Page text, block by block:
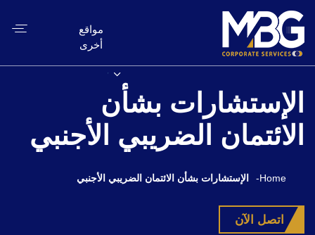
مواقع
أخرى
الإستشارات بشأن
الائتمان الضريبي الأجنبي
Home
- الإستشارات بشأن الائتمان الضريبي الأجنبي
اتصل الآن